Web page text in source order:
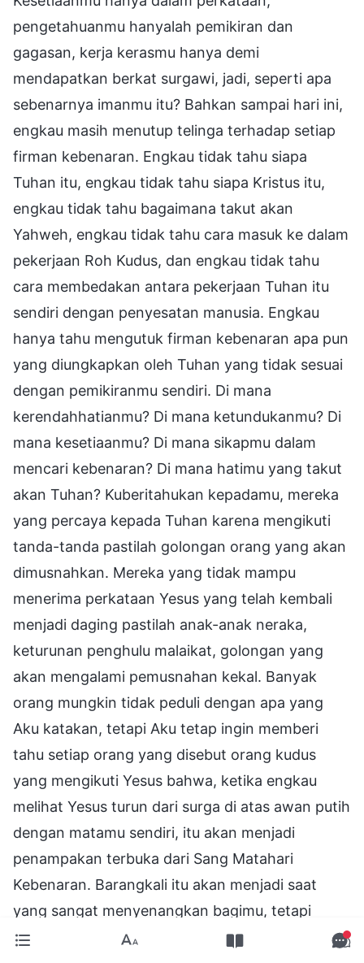
pengetahuanmu hanyalah pemikiran dan
gagasan, kerja kerasmu hanya demi
mendapatkan berkat surgawi, jadi, seperti apa
sebenarnya imanmu itu? Bahkan sampai hari ini,
engkau masih menutup telinga terhadap setiap
firman kebenaran. Engkau tidak tahu siapa
Tuhan itu, engkau tidak tahu siapa Kristus itu,
engkau tidak tahu bagaimana takut akan
Yahweh, engkau tidak tahu cara masuk ke dalam
pekerjaan Roh Kudus, dan engkau tidak tahu
cara membedakan antara pekerjaan Tuhan itu
sendiri dengan penyesatan manusia. Engkau
hanya tahu mengutuk firman kebenaran apa pun
yang diungkapkan oleh Tuhan yang tidak sesuai
dengan pemikiranmu sendiri. Di mana
kerendahhatianmu? Di mana ketundukanmu? Di
mana kesetiaanmu? Di mana sikapmu dalam
mencari kebenaran? Di mana hatimu yang takut
akan Tuhan? Kuberitahukan kepadamu, mereka
yang percaya kepada Tuhan karena mengikuti
tanda-tanda pastilah golongan orang yang akan
dimusnahkan. Mereka yang tidak mampu
menerima perkataan Yesus yang telah kembali
menjadi daging pastilah anak-anak neraka,
keturunan penghulu malaikat, golongan yang
akan mengalami pemusnahan kekal. Banyak
orang mungkin tidak peduli dengan apa yang
Aku katakan, tetapi Aku tetap ingin memberi
tahu setiap orang yang disebut orang kudus
yang mengikuti Yesus bahwa, ketika engkau
melihat Yesus turun dari surga di atas awan putih
dengan matamu sendiri, itu akan menjadi
penampakan terbuka dari Sang Matahari
Kebenaran. Barangkali itu akan menjadi saat
yang sangat menyenangkan bagimu, tetapi
ketahuilah bahwa saat engkau menyaksikan